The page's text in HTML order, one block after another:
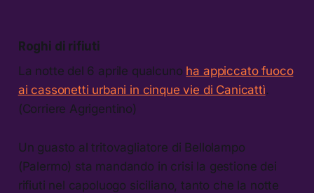
Roghi di rifiuti
La notte del 6 aprile qualcuno ha appiccato fuoco
ai cassonetti urbani in cinque vie di Canicattì.
(Corriere Agrigentino)
Un guasto al tritovagliatore di Bellolampo
(Palermo) sta mandando in crisi la gestione dei
rifiuti nel capoluogo siciliano, tanto che la notte